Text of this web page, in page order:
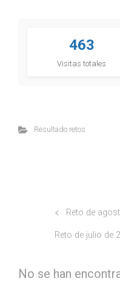
463
Visitas totales
Resultado retos
Reto de
Reto de julio de
No se han